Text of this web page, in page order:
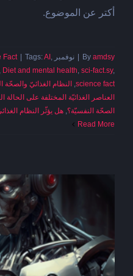
أكتر عن الموضوع.
Byamdsy نوفمبر 6th, 2023 Fact Tags:AI ,
Diet and mental health,sci-fact.sy,
science fact
, النظام الغذائيّ والصحّة
العناصر الغذائيّة المختلفة على الحالة
الصحّة النفسيّة؟, هل يؤثّر النظام
Read More